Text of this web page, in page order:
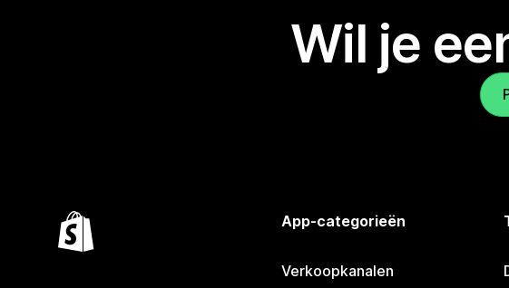
Wil je
App-categorieën
Verkoopkanalen